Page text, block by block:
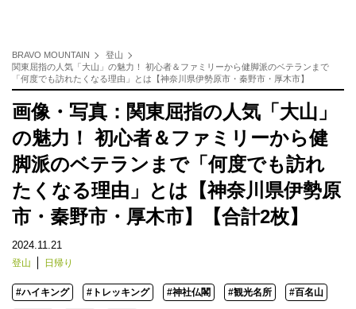
BRAVO MOUNTAIN
登山
関東屈指の人気「大山」の魅力！ 初心者＆ファミリーから健脚派のベテランまで
「何度でも訪れたくなる理由」とは【神奈川県伊勢原市・秦野市・厚木市】
画像・写真：関東屈指の人気「大山」
の魅力！ 初心者＆ファミリーから健
脚派のベテランまで「何度でも訪れ
たくなる理由」とは【神奈川県伊勢原
市・秦野市・厚木市】【合計2枚】
2024.11.21
登山 日帰り
#ハイキング #トレッキング #神社仏閣 #観光名所 #百名山